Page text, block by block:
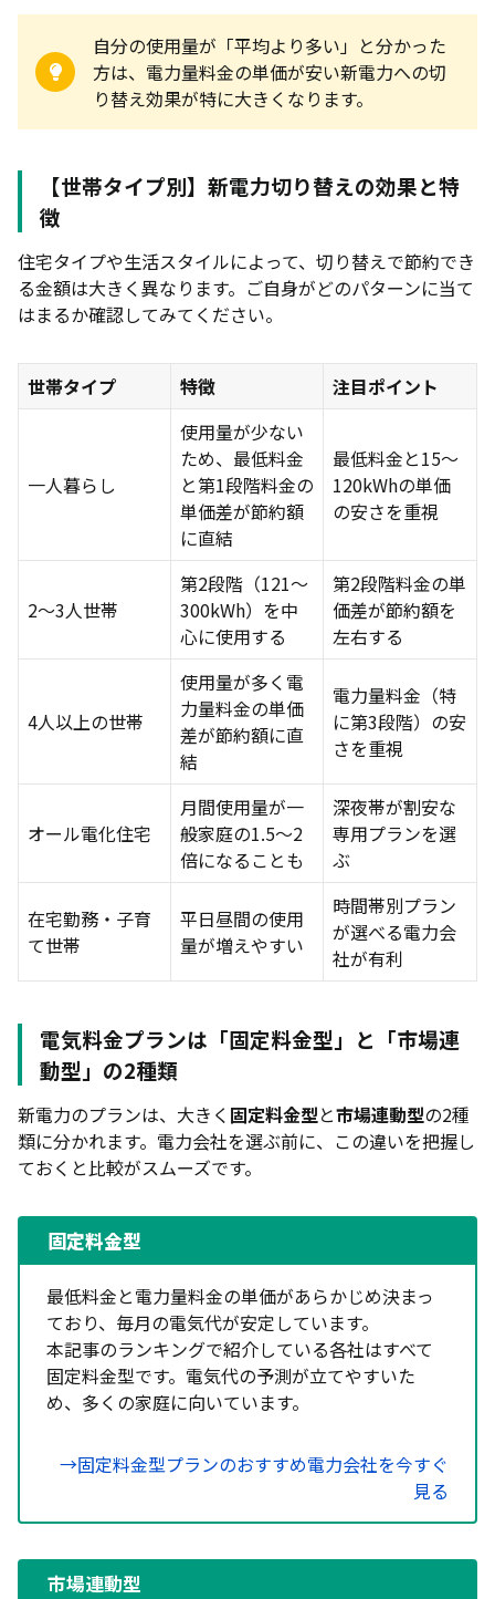
ポイント還元や特典はあるか
広島県で電力会社を乗り換える際の注意点
支払い方法が限定される場合がある
通常の切り替え手順（引っ越しなしの場合）
引っ越しのタイミングで切り替える場合
広島エリアの電力会社についてよくある質問
広島県で電気代が安い電力会社はどこ？
中国電力から乗り換えると本当に安くなる？
広島県全域で使える電力会社はどこ？
新電力に切り替えても電気の品質は変わらない？
災害時のサポートは？
新電力会社が倒産した場合はどうなる？
申し込みから実際の切り替えまでどれくらいかか
賃貸物件でも電力会社を変えられますか？
自分の使用量が「平均より多い」と分かった
方は、電力量料金の単価が安い新電力への切
り替え効果が特に大きくなります。
【世帯タイプ別】新電力切り替えの効果と特
徴
住宅タイプや生活スタイルによって、切り替えで節約でき
る金額は大きく異なります。ご自身がどのパターンに当て
はまるか確認してみてください。
世帯タイプ 特徴 注目ポイント
一人暮らし
使用量が少ない
ため、最低料金
と第1段階料金の
単価差が節約額
に直結
最低料金と15〜
120kWhの単価
の安さを重視
2〜3人世帯
第2段階（121〜
300kWh）を中
心に使用する
第2段階料金の単
価差が節約額を
左右する
4人以上の世帯
使用量が多く電
力量料金の単価
差が節約額に直
結
電力量料金（特
に第3段階）の安
さを重視
オール電化住宅
月間使用量が一
般家庭の1.5〜2
倍になることも
深夜帯が割安な
専用プランを選
ぶ
在宅勤務・子育
て世帯
平日昼間の使用
量が増えやすい
時間帯別プラン
が選べる電力会
社が有利
電気料金プランは「固定料金型」と「市場連
動型」の2種類
新電力のプランは、大きく 固定料金型と市場連動型の2種
類に分かれます。電力会社を選ぶ前に、この違いを把握し
ておくと比較がスムーズです。
固定料金型
最低料金と電力量料金の単価があらかじめ決まっ
ており、毎月の電気代が安定しています。
本記事のランキングで紹介している各社はすべて
固定料金型です。電気代の予測が立てやすいた
め、多くの家庭に向いています。
→固定料金型プランのおすすめ電力会社を今すぐ
見る
市場連動型